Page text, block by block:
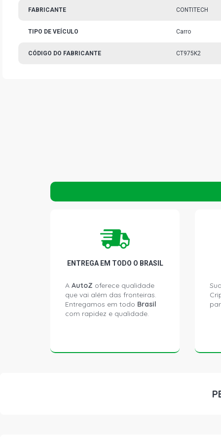
FABRICANTE CONTITECH
TIPO DE VEÍCULO Carro
CÓDIGO DO FABRICANTE CT975K2
ENTREGA EM TODO O BRASIL
A AutoZ oferece qualidade
que vai além das fronteiras.
Entregamos em todo Brasil
com rapidez e qualidade.